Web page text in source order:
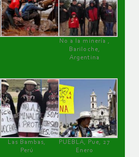
No a la minería ,
Bariloche,
Argentina
Las Bambas,
Perú
PUEBLA, Pue, 27
Enero